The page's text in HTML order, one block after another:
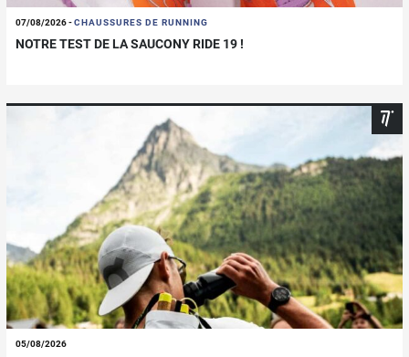
07/08/2026-CHAUSSURES DE RUNNING
NOTRE TEST DE LA SAUCONY RIDE 19 !
05/08/2026